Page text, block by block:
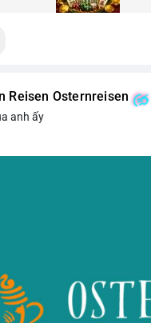
Reisen Osternreisen
anh ấy